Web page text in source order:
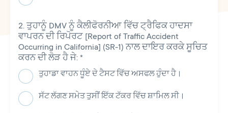
ਤੁਹਾਨੂੰ DMV ਨੂੰ ਕੈਲੀਫੋਰਨੀਆ ਵਿੱਚ ਟ੍ਰੈਫਿਕ ਹਾਦਸਾ
ਵਾਪਰਨ ਦੀ ਰਿਪੋਰਟ [Report of Traffic Accident
Occurring in California] (SR-1) ਨਾਲ ਦਾਇਰ ਕਰਕੇ ਸੂਚਿਤ
ਕਰਨ ਦੀ ਲੋੜ ਹੈ ਜੇ: *
ਤੁਹਾਡਾ ਵਾਹਨ ਧੂੰਏ ਦੇ ਟੈਸਟ ਵਿੱਚ ਅਸਫਲ ਹੁੰਦਾ ਹੈ।
ਸੱਟ ਲੱਗਣ ਸਮੇਤ ਤੁਸੀਂ ਇੱਕ ਟੱਕਰ ਵਿੱਚ ਸ਼ਾਮਿਲ ਸੀ।